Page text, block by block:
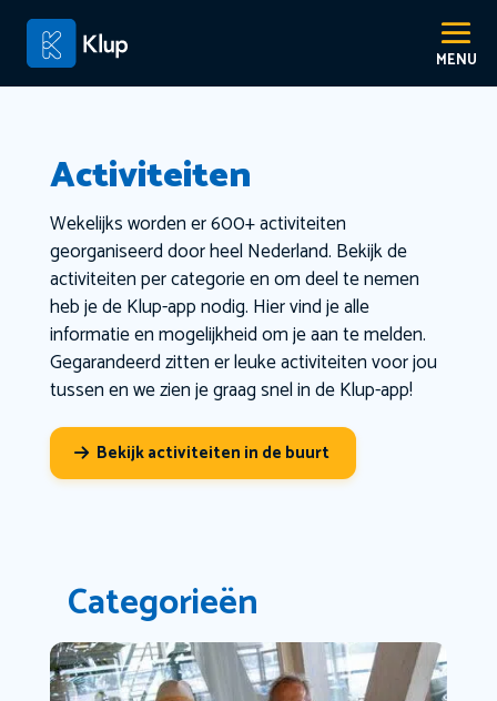
Activiteiten
Wekelijks worden er 600+ activiteiten
georganiseerd door heel Nederland. Bekijk de
activiteiten per categorie en om deel te nemen
heb je de Klup-app nodig. Hier vind je alle
informatie en mogelijkheid om je aan te melden.
Gegarandeerd zitten er leuke activiteiten voor jou
tussen en we zien je graag snel in de Klup-app!
Bekijk activiteiten in de buurt
Categorieën